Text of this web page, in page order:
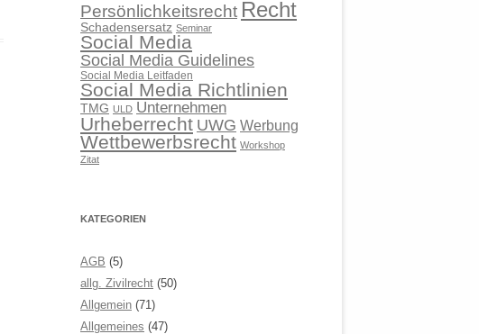
Persönlichkeitsrecht Recht
Schadensersatz Seminar
Social Media
Social Media Guidelines
Social Media Leitfaden
Social Media Richtlinien
TMG ULD Unternehmen
Urheberrecht UWG Werbung
Wettbewerbsrecht Workshop
Zitat
KATEGORIEN
AGB (5)
allg. Zivilrecht (50)
Allgemein (71)
Allgemeines (47)